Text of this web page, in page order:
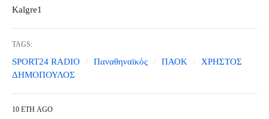
Kalgre1
TAGS:
SPORT24 RADIO Παναθηναϊκός ΠΑΟΚ
ΧΡΗΣΤΟΣ
ΔΗΜΟΠΟΥΛΟΣ
10 ΈΤΗ AGO